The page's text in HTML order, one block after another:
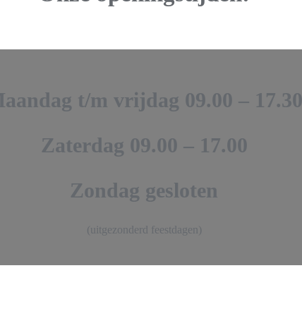
t/m vrijdag 09.00 – 17.30
Zaterdag 09.00 – 17.00
Zondag gesloten
(uitgezonderd feestdagen)